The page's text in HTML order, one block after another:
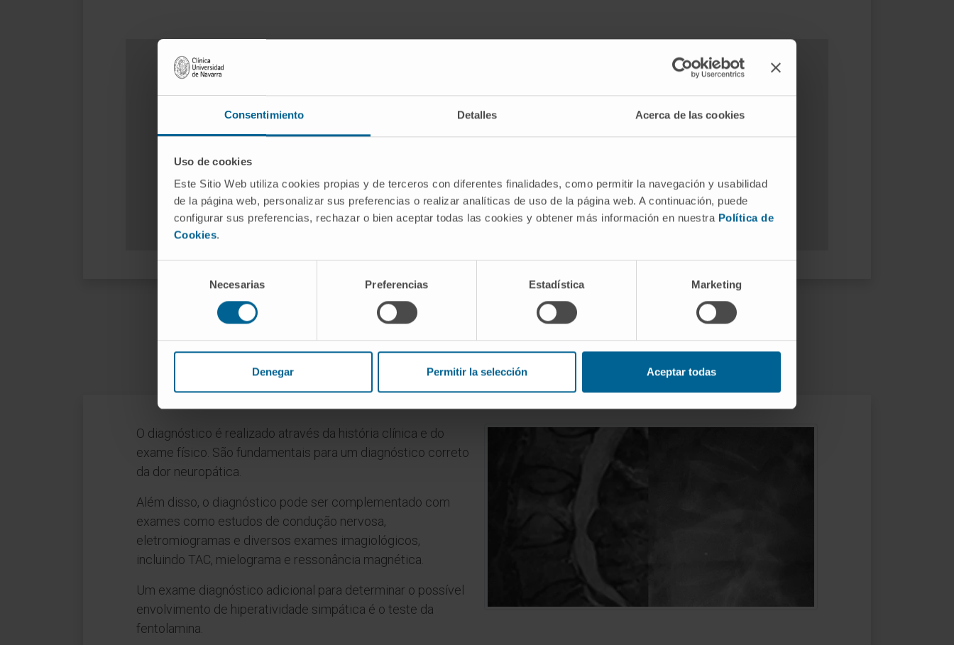
Consentimiento Detalles Acerca de las cookies
Uso de cookies
Este Sitio Web utiliza cookies propias y de terceros con diferentes finalidades, como permitir la navegación y usabilidad
de la página web, personalizar sus preferencias o realizar analíticas de uso de la página web. A continuación, puede
configurar sus preferencias, rechazar o bien aceptar todas las cookies y obtener más información en nuestra Política de
Cookies.
consentimiento
Necesarias Preferencias Estadística Marketing
Denegar Permitir la selección Aceptar todas
Tem algum destes sintomas?
Pode ser necessário realizar uma avaliação da sua dor
SOLICITE UMA CONSULTA COM OS NOSSOS ESPECIALISTAS
Como se diagnostica a causa da dor?
O diagnóstico é realizado através da história clínica e do
exame físico. São fundamentais para um diagnóstico correto
da dor neuropática.
Além disso, o diagnóstico pode ser complementado com
exames como estudos de condução nervosa,
eletromiogramas e diversos exames imagiológicos,
incluindo TAC, mielograma e ressonância magnética.
Um exame diagnóstico adicional para determinar o possível
envolvimento de hiperatividade simpática é o teste da
fentolamina.